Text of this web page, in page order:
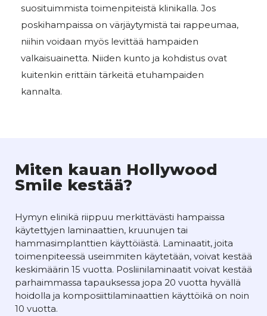
suosituimmista toimenpiteistä klinikalla. Jos
poskihampaissa on värjäytymistä tai rappeumaa,
niihin voidaan myös levittää hampaiden
valkaisuainetta. Niiden kunto ja kohdistus ovat
kuitenkin erittäin tärkeitä etuhampaiden
kannalta.
Miten kauan Hollywood
Smile kestää?
Hymyn elinikä riippuu merkittävästi hampaissa
käytettyjen laminaattien, kruunujen tai
hammasimplanttien käyttöiästä. Laminaatit, joita
toimenpiteessä useimmiten käytetään, voivat kestää
keskimäärin 15 vuotta. Posliinilaminaatit voivat kestää
parhaimmassa tapauksessa jopa 20 vuotta hyvällä
hoidolla ja komposiittilaminaattien käyttöikä on noin
10 vuotta.